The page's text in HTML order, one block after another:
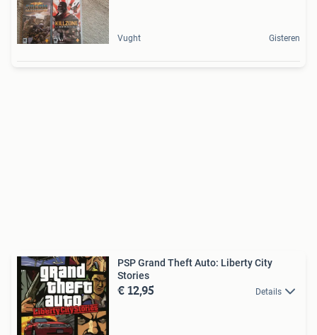
Vught Gisteren
PSP Grand Theft Auto: Liberty City
Stories
€ 12,95 Details